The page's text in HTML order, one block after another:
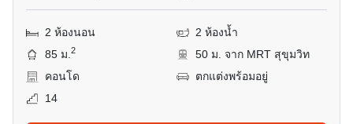
2 ห้องนอน
2 ห้องน้ำ
85 ม.2
50 ม. จาก MRT สุขุมวิท
คอนโด
ตกแต่งพร้อมอยู่
14